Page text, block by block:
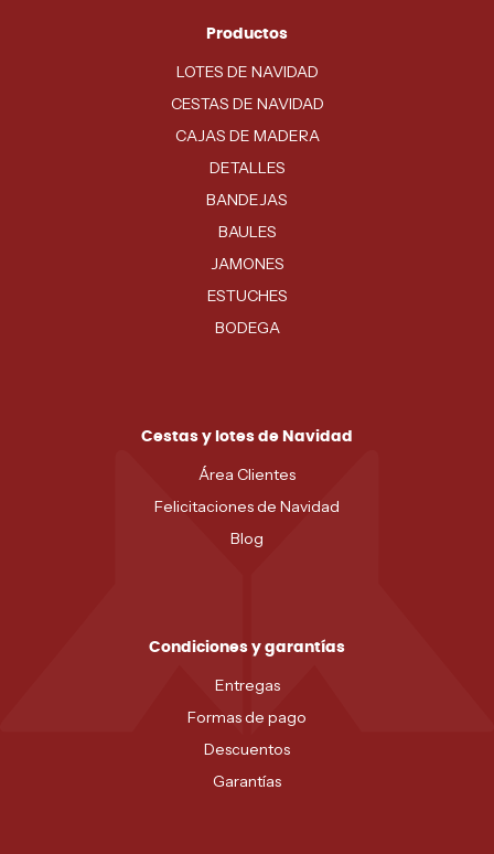
Productos
LOTES DE NAVIDAD
CESTAS DE NAVIDAD
CAJAS DE MADERA
DETALLES
BANDEJAS
BAULES
JAMONES
ESTUCHES
BODEGA
Cestas y lotes de Navidad
Área Clientes
Felicitaciones de Navidad
Blog
Condiciones y garantías
Entregas
Formas de pago
Descuentos
Garantías